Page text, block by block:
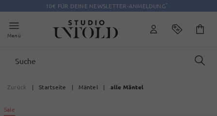
10€ FÜR DEINE NEWSLETTER-ANMELDUNG*
Menü
Zurück | Startseite | Mäntel | alle Mäntel
Sale